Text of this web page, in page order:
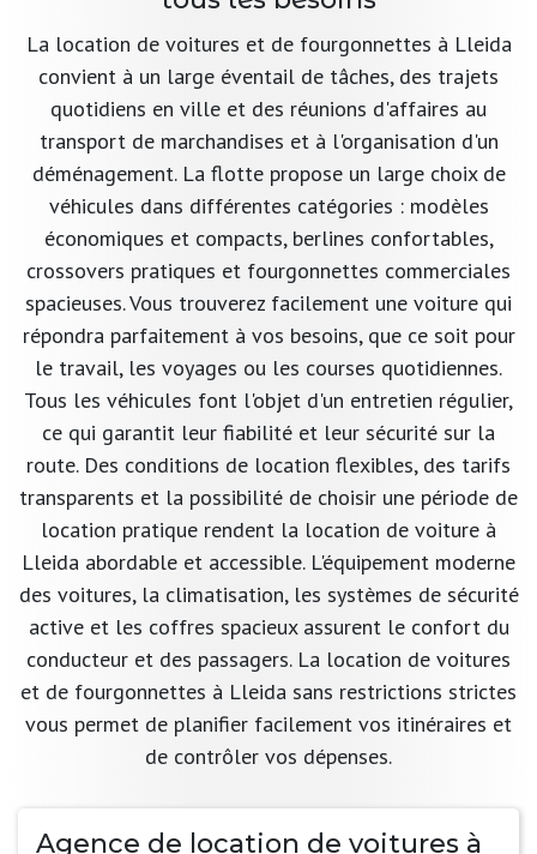
La location de voitures et de fourgonnettes à Lleida
convient à un large éventail de tâches, des trajets
quotidiens en ville et des réunions d'affaires au
transport de marchandises et à l'organisation d'un
déménagement. La flotte propose un large choix de
véhicules dans différentes catégories : modèles
économiques et compacts, berlines confortables,
crossovers pratiques et fourgonnettes commerciales
spacieuses. Vous trouverez facilement une voiture qui
répondra parfaitement à vos besoins, que ce soit pour
le travail, les voyages ou les courses quotidiennes.
Tous les véhicules font l'objet d'un entretien régulier,
ce qui garantit leur fiabilité et leur sécurité sur la
route. Des conditions de location flexibles, des tarifs
transparents et la possibilité de choisir une période de
location pratique rendent la location de voiture à
Lleida abordable et accessible. L'équipement moderne
des voitures, la climatisation, les systèmes de sécurité
active et les coffres spacieux assurent le confort du
conducteur et des passagers. La location de voitures
et de fourgonnettes à Lleida sans restrictions strictes
vous permet de planifier facilement vos itinéraires et
de contrôler vos dépenses.
Agence de location de voitures à